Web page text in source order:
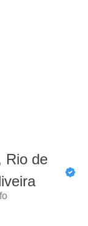
Rio de